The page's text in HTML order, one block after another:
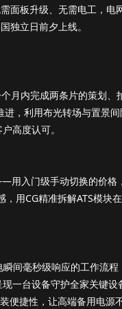
面板升级、无需电工，
独立日前夕上线。
月内完成两条片的策划
，利用布光转场与置景
高度认可。
用入门级手动切换的价
用CG精准拆解ATS模
间毫秒级响应的工作流
一台设备守护全家关键设
便捷性，让高端备用电源